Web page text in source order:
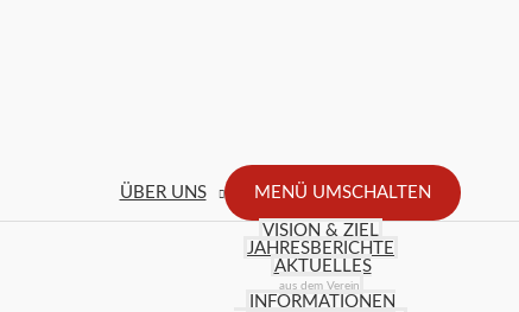
ÜBER UNS MENÜ UMSCHALTEN
VISION & ZIEL
JAHRESBERICHTE
AKTUELLES
aus dem Verein
INFORMATIONEN